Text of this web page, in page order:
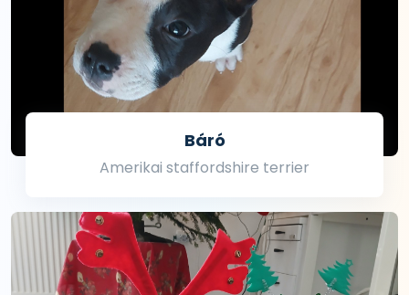
Báró
Amerikai staffordshire terrier